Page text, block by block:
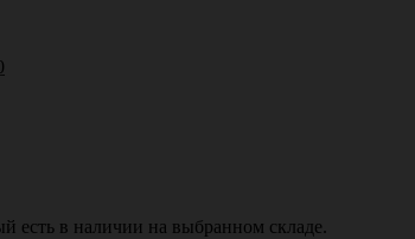
есть в наличии на выбранном складе.